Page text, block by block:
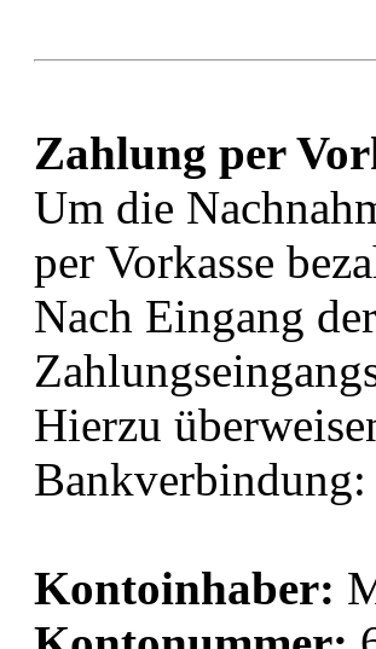
Zahlung per
Um die
per Vorkasse
Nach Eingang
Hierzu
Bankverbindung:
Kontoinhaber: